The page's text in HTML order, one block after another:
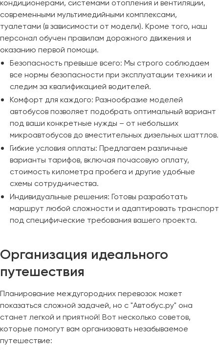
кондиционерами, системами отопления и вентиляции,
современными мультимедийными комплексами,
туалетами (в зависимости от модели). Кроме того, наш
персонал обучен правилам дорожного движения и
оказанию первой помощи.
Безопасность превыше всего: Мы строго соблюдаем
все нормы безопасности при эксплуатации техники и
следим за квалификацией водителей.
Комфорт для каждого: Разнообразие моделей
автобусов позволяет подобрать оптимальный вариант
под ваши конкретные нужды – от небольших
микроавтобусов до вместительных дизельных шаттлов.
Гибкие условия оплаты: Предлагаем различные
варианты тарифов, включая почасовую оплату,
стоимость километра пробега и другие удобные
схемы сотрудничества.
Индивидуальные решения: Готовы разработать
маршрут любой сложности и адаптировать транспорт
под специфические требования вашего проекта.
Организация идеального
путешествия
Планирование междугородних перевозок может
показаться сложной задачей, но с "Автобус.ру" она
станет легкой и приятной! Вот несколько советов,
которые помогут вам организовать незабываемое
путешествие: